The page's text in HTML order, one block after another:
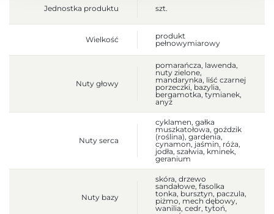
Jednostka produktu szt.
Wielkość
produkt
pełnowymiarowy
Nuty głowy
pomarańcza, lawenda,
nuty zielone,
mandarynka, liść czarnej
porzeczki, bazylia,
bergamotka, tymianek,
anyż
Nuty serca
cyklamen, gałka
muszkatołowa, goździk
(roślina), gardenia,
cynamon, jaśmin, róża,
jodła, szałwia, kminek,
geranium
Nuty bazy
skóra, drzewo
sandałowe, fasolka
tonka, bursztyn, paczula,
piżmo, mech dębowy,
wanilia, cedr, tytoń,